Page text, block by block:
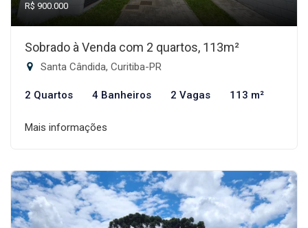
R$ 900.000
Sobrado à Venda com 2 quartos, 113m²
Santa Cândida, Curitiba-PR
2 Quartos 4 Banheiros 2 Vagas 113 m²
Mais informações